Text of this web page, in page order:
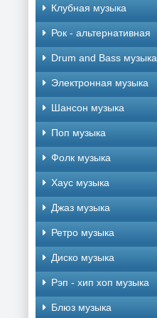
Клубная музыка
Рок - альтернативная
Drum and Bass музыка
Электронная музыка
Шансон музыка
Поп музыка
Фолк музыка
Хаус музыка
Джаз музыка
Ретро музыка
Диско музыка
Рэп - хип хоп музыка
Блюз музыка